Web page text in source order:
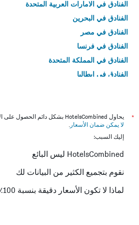
الفنادق في الامارات العربية المتحدة
الفنادق في البحرين
الفنادق في مصر
الفنادق في فرنسا
الفنادق في المملكة المتحدة
الفنادق في إيطاليا
*
يحاول HotelsCombined بشكل دائم الحصول على الأسعار الدقيقة، ولكن
لا يمكن ضمان الأسعار .
إليك السبب:
HotelsCombined ليس البائع
نقوم بتجميع الكثير من البيانات لك
لماذا لا تكون الأسعار دقيقة بنسبة 100٪؟